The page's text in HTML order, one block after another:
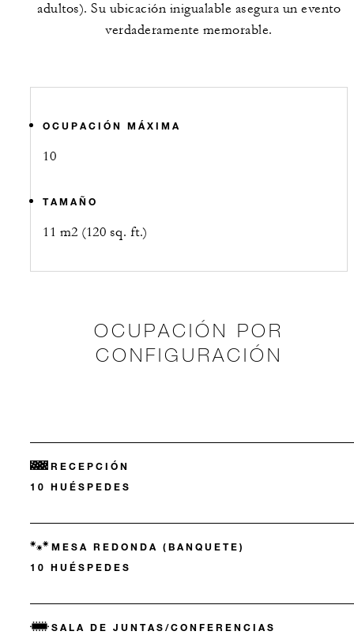
adultos). Su ubicación inigualable asegura un evento
verdaderamente memorable.
OCUPACIÓN MÁXIMA
10
TAMAÑO
11 m2 (120 sq. ft.)
OCUPACIÓN POR
CONFIGURACIÓN
RECEPCIÓN
10 HUÉSPEDES
MESA REDONDA (BANQUETE)
10 HUÉSPEDES
SALA DE JUNTAS/CONFERENCIAS